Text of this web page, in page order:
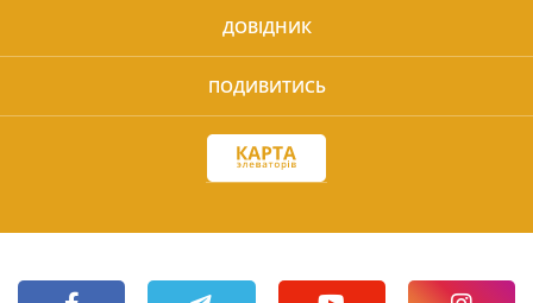
ДОВІДНИК
ПОДИВИТИСЬ